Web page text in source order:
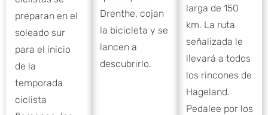
preparan en el
soleado sur
para el inicio
de la
temporada
ciclista
Drenthe, cojan
la bicicleta y se
lancen a
descubrirlo.
larga de 150
km. La ruta
señalizada le
llevará a todos
los rincones de
Hageland.
Pedalee por los